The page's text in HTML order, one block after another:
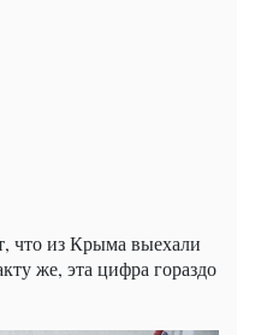
что из Крыма выехали
же, эта цифра гораздо